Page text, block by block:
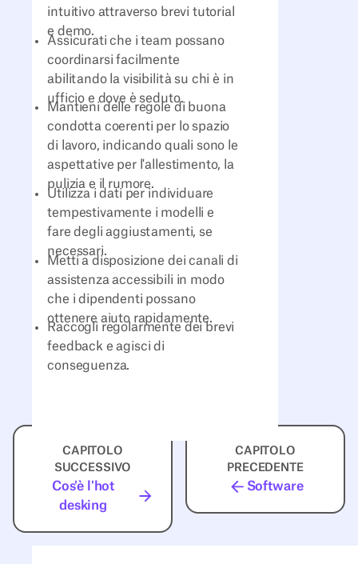
intuitivo attraverso brevi tutorial
e demo.
Assicurati che i team possano
coordinarsi facilmente
abilitando la visibilità su chi è in
ufficio e dove è seduto.
Mantieni delle regole di buona
condotta coerenti per lo spazio
di lavoro, indicando quali sono le
aspettative per l'allestimento, la
pulizia e il rumore.
Utilizza i dati per individuare
tempestivamente i modelli e
fare degli aggiustamenti, se
necessari.
Metti a disposizione dei canali di
assistenza accessibili in modo
che i dipendenti possano
ottenere aiuto rapidamente.
Raccogli regolarmente dei brevi
feedback e agisci di
conseguenza.
CAPITOLO
PRECEDENTE
Software
CAPITOLO
SUCCESSIVO
Cos'è l'hot
desking